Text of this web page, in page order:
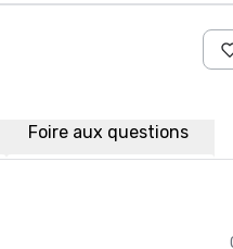
Foire aux questions